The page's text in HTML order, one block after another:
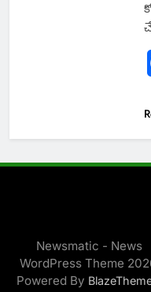
Newsmatic - News
WordPress Theme
Powered By